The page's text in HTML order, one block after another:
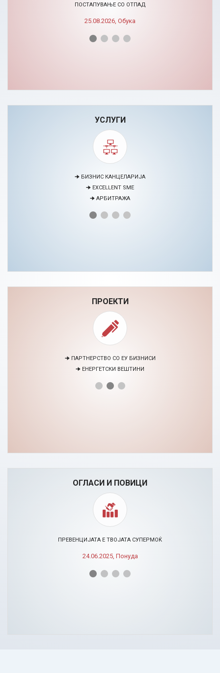
ПОСТАПУВАЊЕ СО ОТПАД
25.08.2026, Обука
УСЛУГИ
🠊 МЕДИЈАЦИЈА
🠊 ПРОЕКТИ
🠊 ЦЕНТАР ЗА ЕДУКАЦИЈА И РАЗВОЈ НА ЧОВЕЧКИ РЕСУРСИ
ПРОЕКТИ
🠊 ПАРТНЕРСТВО СО ЕУ БИЗНИСИ
🠊 ЕНЕРГЕТСКИ ВЕШТИНИ
ОГЛАСИ И ПОВИЦИ
ПРЕВЕНЦИЈАТА Е ТВОЈАТА СУПЕРМОЌ
24.06.2025, Понуда